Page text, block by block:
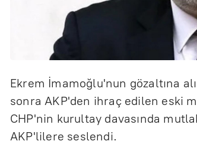
Ekrem İmamoğlu'nun gözaltına
sonra AKP'den ihraç edilen eski
CHP'nin kurultay davasında
AKP'lilere seslendi.